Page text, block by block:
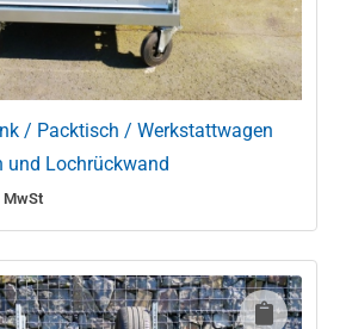
/ Packtisch / Werkstattwagen
und Lochrückwand
MwSt